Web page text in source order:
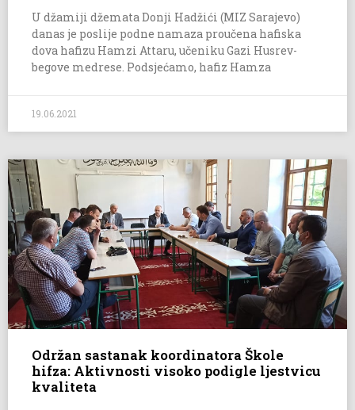
U džamiji džemata Donji Hadžići (MIZ Sarajevo)
danas je poslije podne namaza proučena hafiska
dova hafizu Hamzi Attaru, učeniku Gazi Husrev-
begove medrese. Podsjećamo, hafiz Hamza
19.06.2021
Održan sastanak koordinatora Škole
hifza: Aktivnosti visoko podigle ljestvicu
kvaliteta